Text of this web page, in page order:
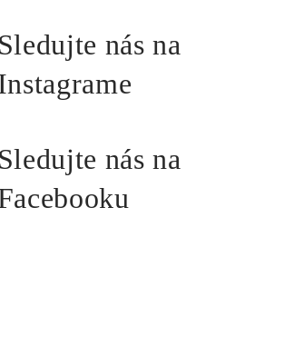
Sledujte nás na
Sledujte nás na